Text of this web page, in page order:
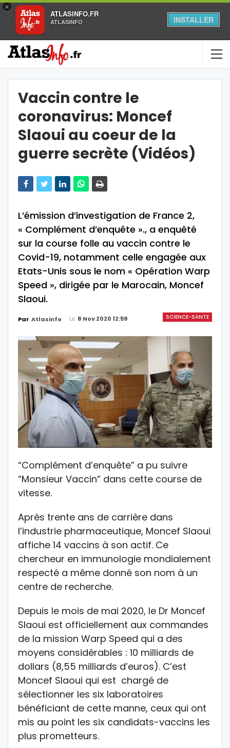
×
ATLASINFO.FR
ATLASINFO INSTALLER
Vaccin contre le
coronavirus: Moncef
Slaoui au coeur de la
guerre secrète (Vidéos)
L’émission d’investigation de France 2,
« Complément d’enquête »., a enquêté
sur la course folle au vaccin contre le
Covid-19, notamment celle engagée aux
Etats-Unis sous le nom « Opération Warp
Speed », dirigée par le Marocain, Moncef
Slaoui.
SCIENCE-SANTE
Par Atlasinfo Le 8 Nov 2020 12:59
“Complément d’enquête” a pu suivre
“Monsieur Vaccin” dans cette course de
vitesse.
Après trente ans de carrière dans
l’industrie pharmaceutique, Moncef Slaoui
affiche 14 vaccins à son actif. Ce
chercheur en immunologie mondialement
respecté a même donné son nom à un
centre de recherche.
Depuis le mois de mai 2020, le Dr Moncef
Slaoui est officiellement aux commandes
de la mission Warp Speed qui a des
moyens considérables : 10 milliards de
dollars (8,55 milliards d’euros). C’est
Moncef Slaoui qui est chargé de
sélectionner les six laboratoires
bénéficiant de cette manne, ceux qui ont
mis au point les six candidats-vaccins les
plus prometteurs.